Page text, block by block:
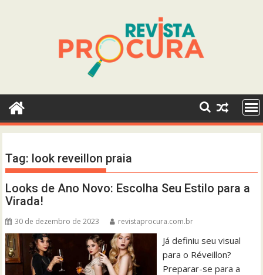
Tag: look reveillon praia
Looks de Ano Novo: Escolha Seu Estilo para a
Virada!
30 de dezembro de 2023 revistaprocura.com.br
Já definiu seu visual
para o Réveillon?
Preparar-se para a